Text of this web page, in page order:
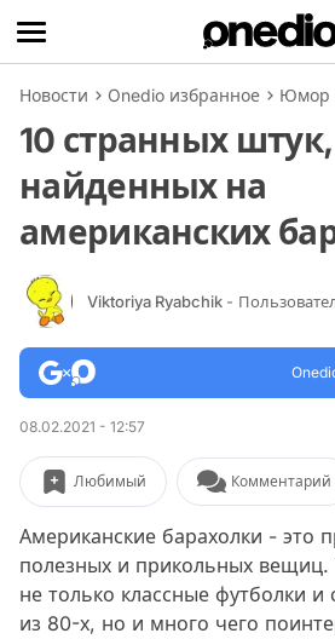
Новости Onedio избранное Юмор
10 странных штук,
найденных на
американских
Viktoriya Ryabchik -
08.02.2021 - 12:57
Любимый Комментарий
Американские барахолки - это
полезных и прикольных вещиц.
не только классные футболки и
из 80-х, но и много чего